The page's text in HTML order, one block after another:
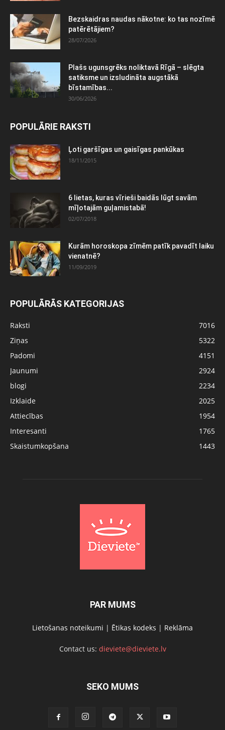
Bezskaidras naudas nākotne: ko tas nozīmē
patērētājiem?
28/07/2026
Plašs ugunsgrēks noliktavā Rīgā – slēgta
satiksme un izsludināta augstākā
bīstamības...
30/06/2026
POPULĀRIE RAKSTI
Ļoti garšīgas un gaisīgas pankūkas
18/11/2015
6 lietas, kuras vīrieši baidās lūgt savām
mīļotajām guļamistabā!
02/07/2018
Kurām horoskopa zīmēm patīk pavadīt laiku
vienatnē?
11/09/2019
POPULĀRĀS KATEGORIJAS
Raksti
7016
Ziņas
5322
Padomi
4151
Jaunumi
2924
blogi
2234
Izklaide
2025
Attiecības
1954
Interesanti
1765
Skaistumkopšana
1443
PAR MUMS
Lietošanas noteikumi | Ētikas kodeks | Reklāma
Contact us: dieviete@dieviete.lv
SEKO MUMS